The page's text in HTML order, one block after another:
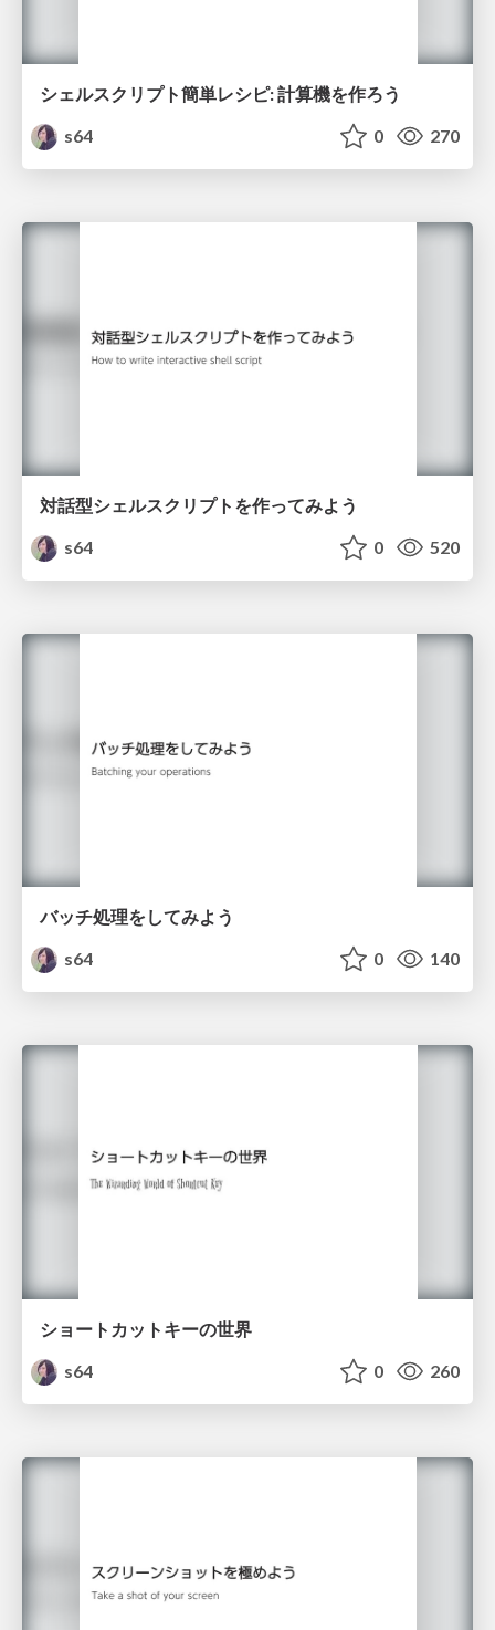
シェルスクリプト簡単レシピ: 計算機を作ろう
s64
0 270
対話型シェルスクリプトを作ってみよう
s64
0 520
バッチ処理をしてみよう
s64
0 140
ショートカットキーの世界
s64
0 260